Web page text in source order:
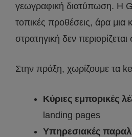
γεωγραφική διατύπωση. Η
τοπικές προθέσεις, άρα μια
στρατηγική δεν
Στην πράξη, χωρίζουμε τα
Κύριες εμπορικές
landing pages
Υπηρεσιακές